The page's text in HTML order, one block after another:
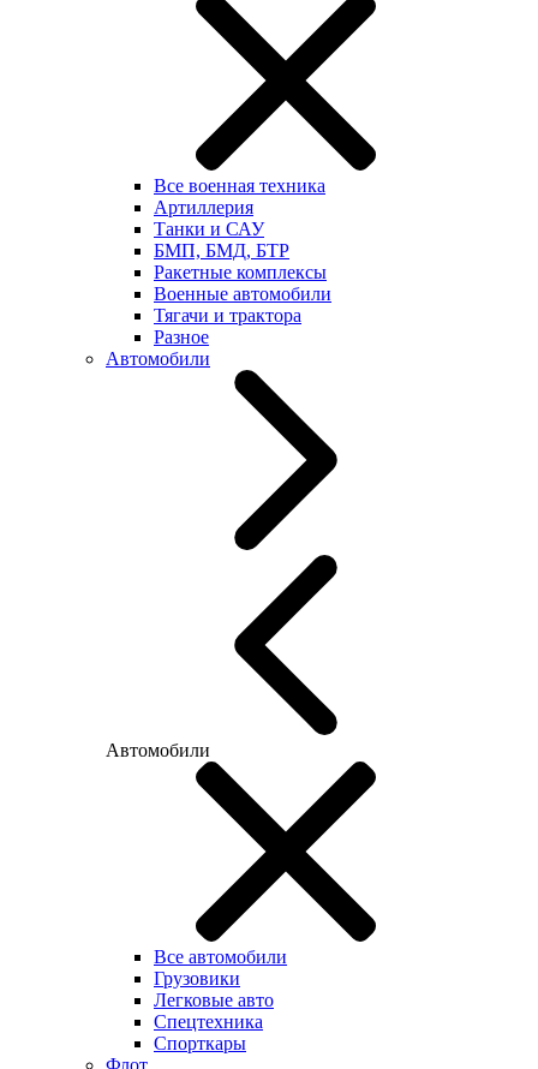
Все военная техника
Артиллерия
Танки и САУ
БМП, БМД, БТР
Ракетные комплексы
Военные автомобили
Тягачи и трактора
Разное
Автомобили
Автомобили
Все автомобили
Грузовики
Легковые авто
Спецтехника
Спорткары
Флот